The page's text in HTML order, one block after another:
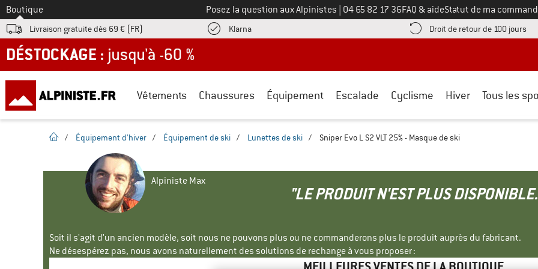
Vers le
Boutique Posez la question aux Alpinistes Appelez-nous au
04 65 82 17 36FAQ & aideStatut de ma
Livraison gratuite dès 69 € (FR) KlarnaTrouve les informations de paiement ici ! Ouvre une boîte d'information
Droit de retour de 100 jours
DÉSTOCKAGE : jusqu'à -60 %
Vêtements Chaussures Équipement Escalade Cyclisme Hiver Tous les
Page d'accueil
/ Équipement d'hiver / Équipement de ski / Lunettes de ski / Sniper Evo L S2 VLT 25% - Masque de ski
Alpiniste Max
"LE PRODUIT N'EST PLUS
Soit il s'agit d'un ancien modèle, soit nous ne pouvons plus ou ne commanderons plus le produit auprès du fabricant.
Ne désespérez pas, nous avons naturellement des solutions de rechange à vous proposer :